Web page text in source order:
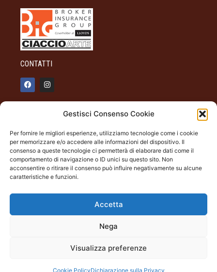
Gestisci Consenso Cookie
Per fornire le migliori esperienze, utilizziamo tecnologie come i cookie
per memorizzare e/o accedere alle informazioni del dispositivo. Il
consenso a queste tecnologie ci permetterà di elaborare dati come il
comportamento di navigazione o ID unici su questo sito. Non
acconsentire o ritirare il consenso può influire negativamente su alcune
caratteristiche e funzioni.
Accetta
Nega
Visualizza preferenze
Cookie PolicyDichiarazione sulla Privacy
CONTATTI
348 90 31 514
INFO
ORARI DI APERTURA
Dal giovedì alla domenica
19.00 - 22.00
Palazzo Tagliaferro
Largo Milano Andora (SV)
tagliaferro@cecontemporary.com